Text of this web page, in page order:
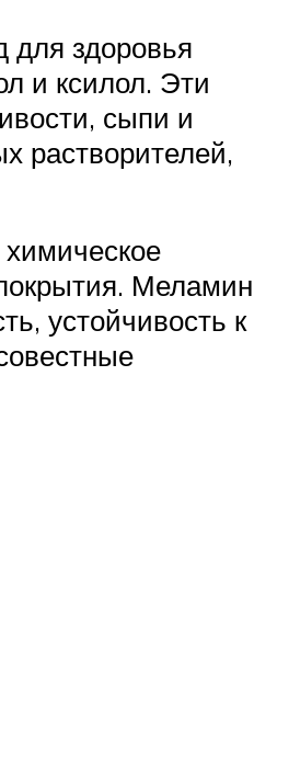
для здоровья
и ксилол. Эти
сыпи и
растворителей,
Меламин
устойчивость к